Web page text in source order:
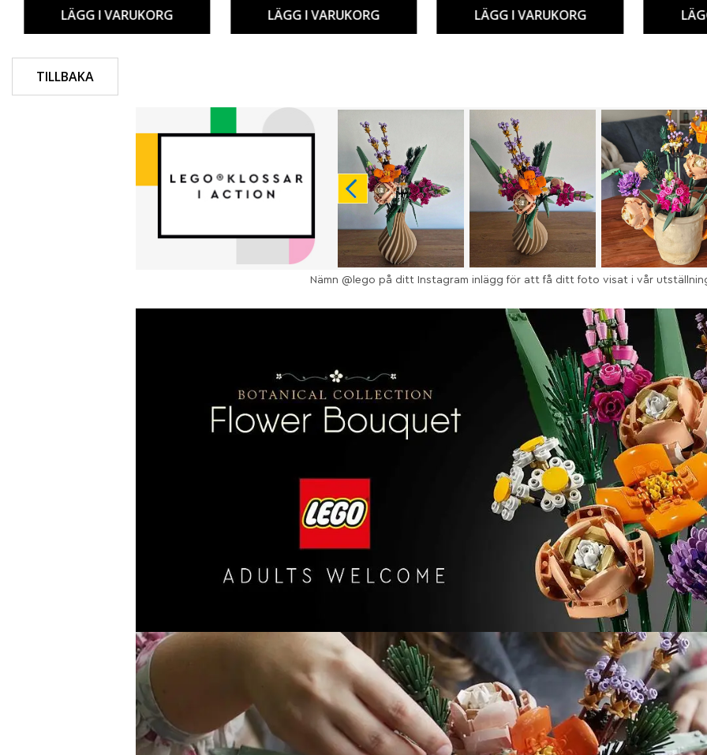
LÄGG I VARUKORG LÄGG I VARUKORG LÄGG I VARUKORG
TILLBAKA
Nämn @lego på ditt Instagram inlägg för att få ditt foto visat i vår